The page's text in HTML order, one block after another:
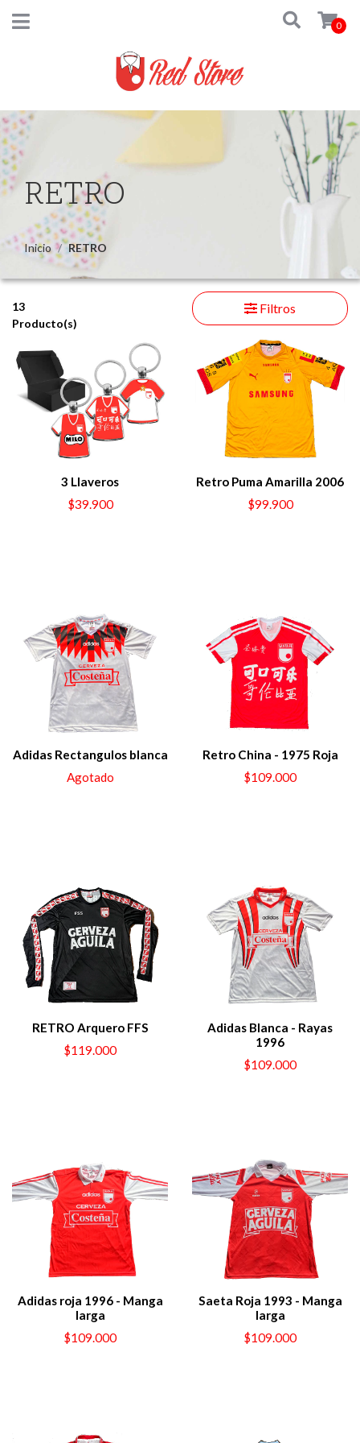
0
RETRO
Inicio RETRO
13
Producto(s)
Filtros
3 Llaveros
$39.900
Retro Puma Amarilla 2006
$99.900
Adidas Rectangulos blanca
Agotado
Retro China - 1975 Roja
$109.000
RETRO Arquero FFS
$119.000
Adidas Blanca - Rayas
1996
$109.000
Adidas roja 1996 - Manga
larga
$109.000
Saeta Roja 1993 - Manga
larga
$109.000